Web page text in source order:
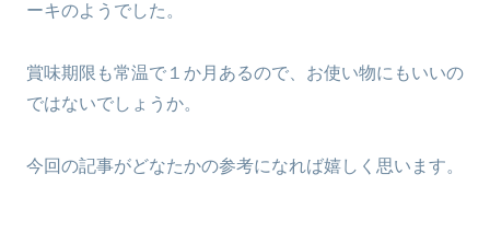
ーキのようでした。
賞味期限も常温で１か月あるので、お使い物にもいいの
ではないでしょうか。
今回の記事がどなたかの参考になれば嬉しく思います。